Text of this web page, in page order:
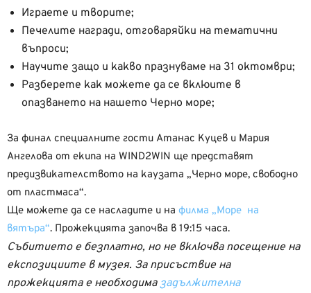
Играете и творите;
Печелите награди, отговаряйки на тематични
въпроси;
Научите защо и какво празнуваме на 31 октомври;
Разберете как можете да се вклюите в
опазването на нашето Черно море;
За финал специалните гости Атанас Куцев и Мария
Ангелова от екипа на WIND2WIN ще представят
предизвикателството на каузата „Черно море, свободно
от пластмаса“.
Ще можете да се насладите и на филма „Море на
вятъра“. Прожекцията започва в 19:15 часа.
Събитието е безплатно, но не включва посещение на
експозициите в музея. За присъствие на
прожекцията е необходимазадължителна